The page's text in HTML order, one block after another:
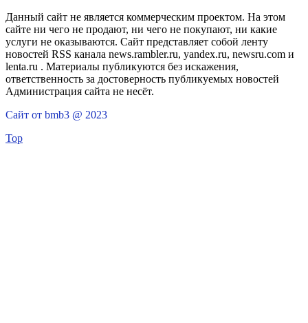
Данный сайт не является коммерческим проектом. На этом
сайте ни чего не продают, ни чего не покупают, ни какие
услуги не оказываются. Сайт представляет собой ленту
новостей RSS канала news.rambler.ru, yandex.ru, newsru.com и
lenta.ru . Материалы публикуются без искажения,
ответственность за достоверность публикуемых новостей
Администрация сайта не несёт.
Сайт от bmb3 @ 2023
Top